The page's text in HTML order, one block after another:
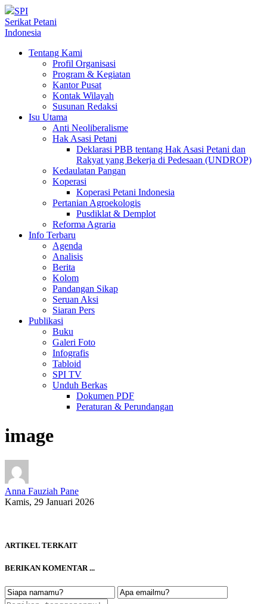
SPI
Serikat Petani
Indonesia
Tentang Kami
Profil Organisasi
Program & Kegiatan
Kantor Pusat
Kontak Wilayah
Susunan Redaksi
Isu Utama
Anti Neoliberalisme
Hak Asasi Petani
Deklarasi PBB tentang Hak Asasi Petani dan
Rakyat yang Bekerja di Pedesaan (UNDROP)
Kedaulatan Pangan
Koperasi
Koperasi Petani Indonesia
Pertanian Agroekologis
Pusdiklat & Demplot
Reforma Agraria
Info Terbaru
Agenda
Analisis
Berita
Kolom
Pandangan Sikap
Seruan Aksi
Siaran Pers
Publikasi
Buku
Galeri Foto
Infografis
Tabloid
SPI TV
Unduh Berkas
Dokumen PDF
Peraturan & Perundangan
image
Anna Fauziah Pane
Kamis, 29 Januari 2026
ARTIKEL TERKAIT
BERIKAN KOMENTAR ...